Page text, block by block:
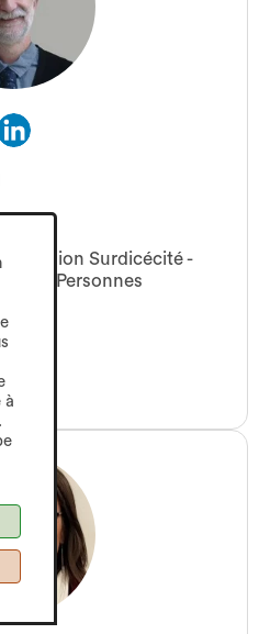
à
mission Surdicécité -
les Personnes